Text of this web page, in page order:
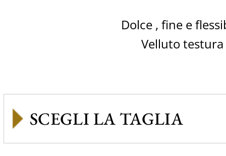
Dolce , fine e
Velluto testura